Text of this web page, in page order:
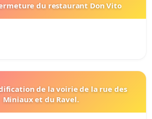
du restaurant Don Vito
de la voirie de la rue des
Miniaux et du Ravel.